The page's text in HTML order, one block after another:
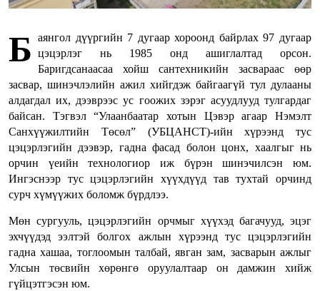
Б аянгол дүүргийн 7 дугаар хороонд байрлах 97 дугаар
цэцэрлэг нь 1985 онд ашиглалтад орсон.
Баригдсанаасаа хойш сантехникийн засвараас өөр
засвар, шинэчлэлийн ажил хийгдэж байгаагүй тул дулааны
алдагдал их, дээврээс ус гоожих зэрэг асуудлууд тулгардаг
байсан. Тэгвэл “Улаанбаатар хотын Цэвэр агаар Нэмэлт
Санхүүжилтийн Төсөл” (УБЦАНСТ)-ийн хүрээнд тус
цэцэрлэгийн дээвэр, гадна фасад болон цонх, хаалгыг нь
орчин үеийн технологиор иж бүрэн шинэчилсэн юм.
Ингэснээр тус цэцэрлэгийн хүүхдүүд тав тухтай орчинд
сурч хүмүүжих боломж бүрдлээ.
Мөн сургууль, цэцэрлэгийн орчмыг хүүхэд багачууд, эцэг
эхчүүдэд ээлтэй болгох ажлын хүрээнд тус цэцэрлэгийн
гадна хашаа, тоглоомын талбай, явган зам, засварын ажлыг
Улсын төсвийн хөрөнгө оруулалтаар он дамжин хийж
гүйцэтгэсэн юм.